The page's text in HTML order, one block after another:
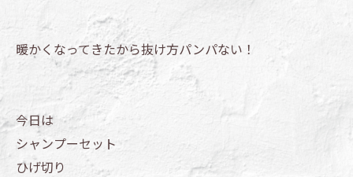
暖かくなってきたから抜け方パンパない！
今日は
シャンプーセット
ひげ切り